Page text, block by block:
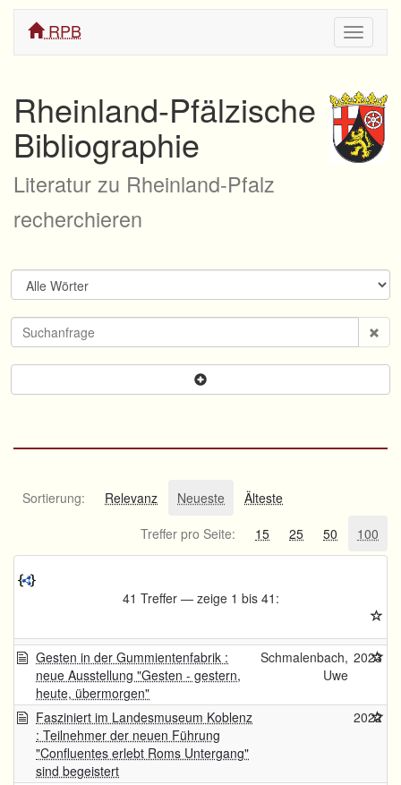
ein/
RPB
Rheinland-Pfälzische
Bibliographie
Literatur zu Rheinland-Pfalz
recherchieren
Sortierung: Relevanz Neueste
Älteste
Treffer pro Seite:
15 25 50 100
41 Treffer — zeige 1 bis 41:
Gesten in der Gummientenfabrik :
neue Ausstellung "Gesten - gestern,
heute, übermorgen"
Schmalenbach,
Uwe
2023
Fasziniert im Landesmuseum Koblenz
: Teilnehmer der neuen Führung
"Confluentes erlebt Roms Untergang"
sind begeistert
2022